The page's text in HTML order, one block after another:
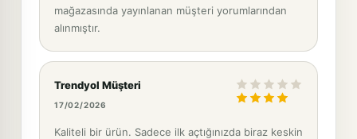
mağazasında yayınlanan müşteri yorumlarından
alınmıştır.
Trendyol Müşteri
17/02/2026
Kaliteli bir ürün. Sadece ilk açtığınızda biraz keskin